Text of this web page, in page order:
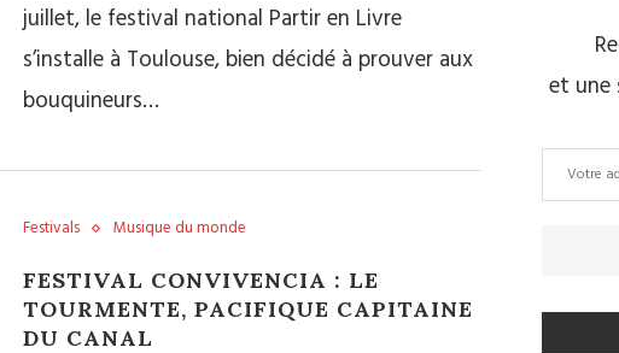
juillet, le festival national Partir en Livre
s’installe à Toulouse, bien décidé à prouver aux
bouquineurs…
Festivals Musique du monde
FESTIVAL CONVIVENCIA : LE
TOURMENTE, PACIFIQUE CAPITAINE
DU CANAL
et une